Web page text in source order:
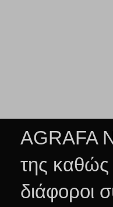
AGRAFA
της καθώς
διάφοροι